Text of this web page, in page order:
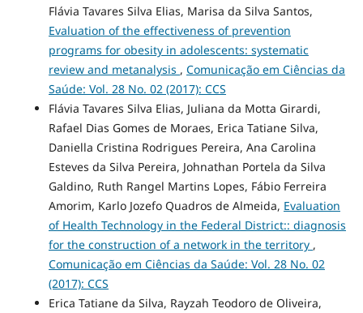
Flávia Tavares Silva Elias, Marisa da Silva Santos,
Evaluation of the effectiveness of prevention
programs for obesity in adolescents: systematic
review and metanalysis , Comunicação em Ciências da
Saúde: Vol. 28 No. 02 (2017): CCS
Flávia Tavares Silva Elias, Juliana da Motta Girardi,
Rafael Dias Gomes de Moraes, Erica Tatiane Silva,
Daniella Cristina Rodrigues Pereira, Ana Carolina
Esteves da Silva Pereira, Johnathan Portela da Silva
Galdino, Ruth Rangel Martins Lopes, Fábio Ferreira
Amorim, Karlo Jozefo Quadros de Almeida, Evaluation
of Health Technology in the Federal District:: diagnosis
for the construction of a network in the territory ,
Comunicação em Ciências da Saúde: Vol. 28 No. 02
(2017): CCS
Erica Tatiane da Silva, Rayzah Teodoro de Oliveira,